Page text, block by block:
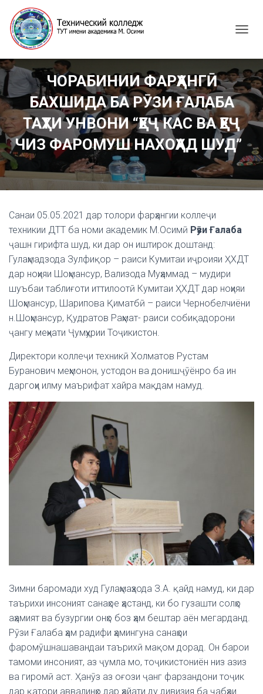
G
G
L
E
N
A
V
A
ЧОРАБИНИИ ФАРҲАНГӢ
БАХШИДА БА РӮЗИ ҒАЛАБА
ТАҲТИ УНВОНИ “ҲЕҶ КАС ВА ҲЕҶ
ЧИЗ ФАРОМУШ НАХОҲАД ШУД”
Санаи 05.05.2021 дар толори фарҳангии коллеҷи
техникии ДТТ ба номи академик М.Осимӣ Рӯзи Ғалаба
ҷашн гирифта шуд, ки дар он иштирок доштанд:
Гулаҳмадзода Зулфиқор – раиси Кумитаи иҷроияи ҲХДТ
дар ноҳияи Шоҳмансур, Вализода Муҳаммад – мудири
шуъбаи таблиғоти иттилоотӣ Кумитаи ҲХДТ дар ноҳияи
Шоҳмансур, Шарипова Қиматбӣ – раиси Чернобелчиёни
н.Шоҳмансур, Қудратов Раҳмат- раиси собиқадорони
ҷангу меҳнати Ҷумҳурии Тоҷикистон.
Директори коллеҷи техникӣ Холматов Рустам
Буранович меҳмонон, устодон ва донишҷӯёнро ба ин
даргоҳи илму маърифат хайра мақдам намуд.
Зимни баромади худ Гулаҳмаҳзода З.А. қайд намуд, ки дар
таърихи инсоният санаҳое ҳастанд, ки бо гузашти солҳо
аҳамият ва бузургии онҳо боз ҳам бештар аён мегарданд.
Рӯзи Ғалаба ҳам радифи ҳамингуна санаҳои
фаромӯшнашавандаи таърихӣ мақом дорад. Он барои
тамоми инсоният, аз ҷумла мо, тоҷикистониён низ азиз
ва гиромӣ аст. Ҳанӯз аз оғози ҷанг фарзандони тоҷик
дар қатори аввалинҳо дар ҳайати ду дивизия ба ҷабҳаи